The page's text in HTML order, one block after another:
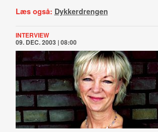
Læs også: Dykkerdrengen
INTERVIEW
09. DEC. 2003 | 08:00